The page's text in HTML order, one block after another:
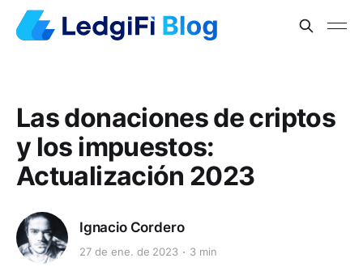
Las donaciones de criptos
y los impuestos:
Actualización 2023
Ignacio Cordero
27 de ene. de 2023 3 min